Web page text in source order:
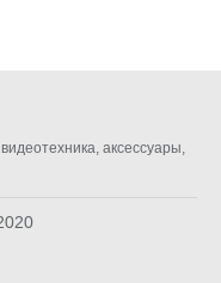
аксессуары,